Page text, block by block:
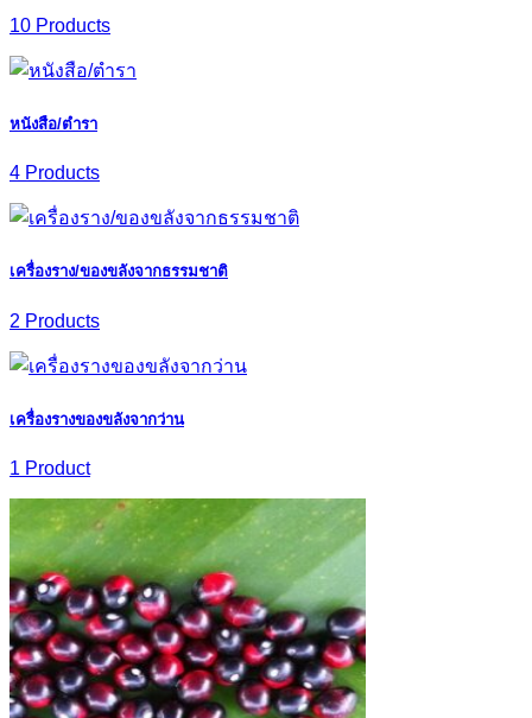
10 Products
หนังสือ/ตำรา
4 Products
เครื่องราง/ของขลังจากธรรมชาติ
2 Products
เครื่องรางของขลังจากว่าน
1 Product